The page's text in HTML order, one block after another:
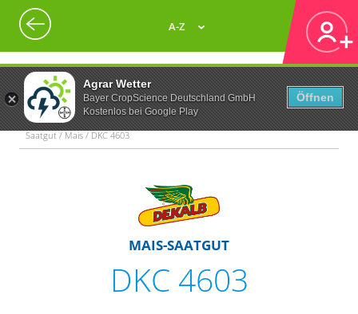
Agrar Wetter
Bayer CropScience Deutschland GmbH
Kostenlos bei Google Play
Öffnen
A-Z
Saatgut / Mais / DKC 4603
MAIS-SAATGUT
DKC 4603